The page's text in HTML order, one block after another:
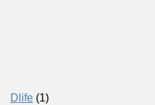
Dlife (1)